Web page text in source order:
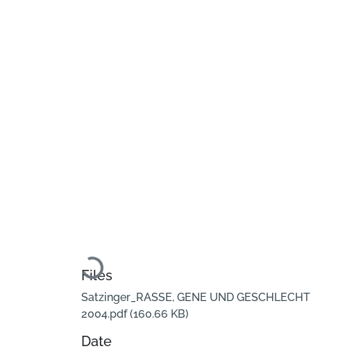
Loading...
Files
Satzinger_RASSE, GENE UND GESCHLECHT
2004.pdf(160.66 KB)
Date